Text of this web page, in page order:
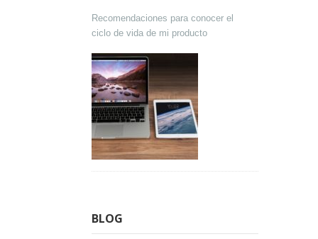
Recomendaciones para conocer el
ciclo de vida de mi producto
BLOG